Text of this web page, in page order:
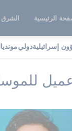
الرئيسية
إسرائيليةدوليمونديال i24NEWS فهرس علامات